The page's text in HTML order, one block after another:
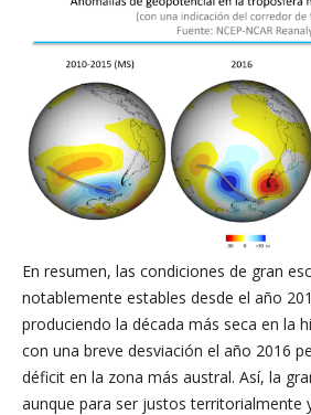
En resumen, las condiciones de gran
notablemente estables desde el año
produciendo la década más seca en la
con una breve desviación el año 2016
déficit en la zona más austral. Así, la
aunque para ser justos territorialmente